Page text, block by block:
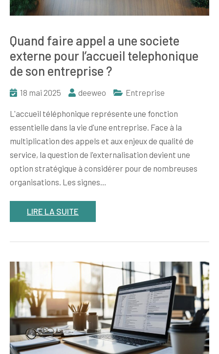
Quand faire appel a une societe
externe pour l’accueil telephonique
de son entreprise ?
18 mai 2025 deeweo Entreprise
L'accueil téléphonique représente une fonction
essentielle dans la vie d'une entreprise. Face à la
multiplication des appels et aux enjeux de qualité de
service, la question de l'externalisation devient une
option stratégique à considérer pour de nombreuses
organisations. Les signes…
LIRE LA SUITE